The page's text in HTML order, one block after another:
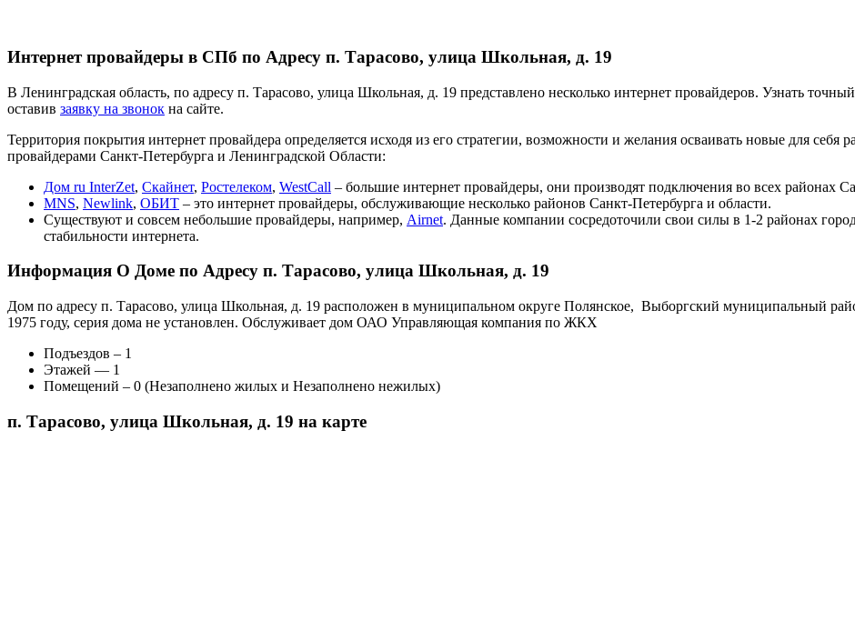
Интернет провайдеры в СПб по Адресу п. Тарасово, улица Школьная, д. 19
В Ленинградская область, по адресу п. Тарасово, улица Школьная, д. 19 представлено несколько интернет провайдеров. Узнать
оставив заявку на звонок на сайте.
Территория покрытия интернет провайдера определяется исходя из его стратегии, возможности и желания осваивать новые для себя
провайдерами Санкт-Петербурга и Ленинградской Области:
Дом ru InterZet, Скайнет, Ростелеком, WestCall – большие интернет провайдеры, они производят подключения во всех районах
MNS, Newlink, ОБИТ – это интернет провайдеры, обслуживающие несколько районов Санкт-Петербурга и области.
Существуют и совсем небольшие провайдеры, например, Airnet. Данные компании сосредоточили свои силы в 1-2 районах
стабильности интернета.
Информация О Доме по Адресу п. Тарасово, улица Школьная, д. 19
Дом по адресу п. Тарасово, улица Школьная, д. 19 расположен в муниципальном округе Полянское, Выборгский муниципальный
1975 году, серия дома не установлен. Обслуживает дом ОАО Управляющая компания по ЖКХ
Подъездов – 1
Этажей — 1
Помещений – 0 (Незаполнено жилых и Незаполнено нежилых)
п. Тарасово, улица Школьная, д. 19 на карте